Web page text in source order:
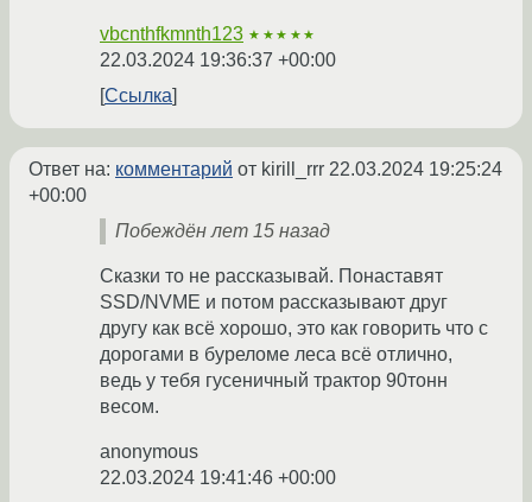
vbcnthfkmnth123 ★★★★★
22.03.2024 19:36:37 +00:00
Ссылка
Ответ на: комментарий от kirill_rrr 22.03.2024 19:25:24
+00:00
Побеждён лет 15 назад
Сказки то не рассказывай. Понаставят
SSD/NVME и потом рассказывают друг
другу как всё хорошо, это как говорить что с
дорогами в буреломе леса всё отлично,
ведь у тебя гусеничный трактор 90тонн
весом.
anonymous
22.03.2024 19:41:46 +00:00